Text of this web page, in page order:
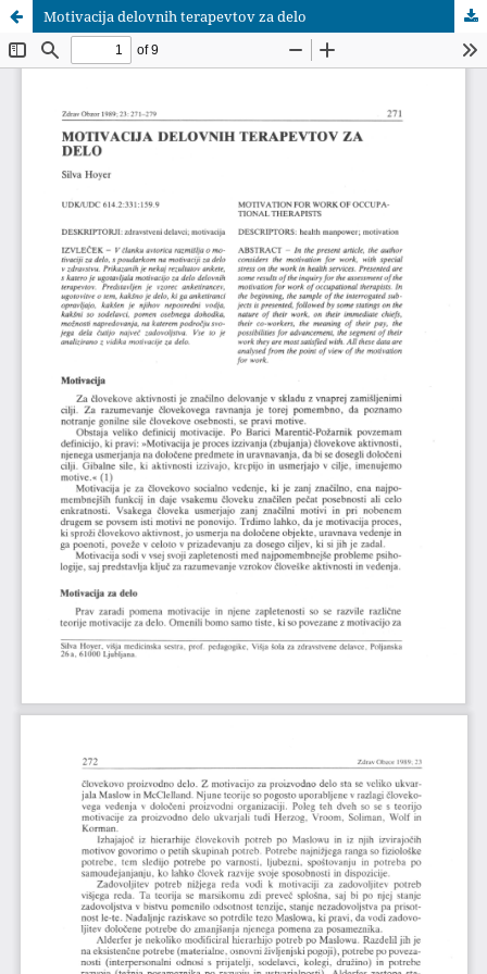
Motivacija delovnih terapevtov za delo